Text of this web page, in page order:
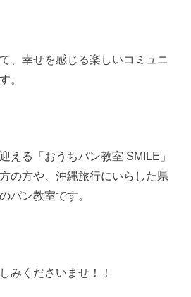
、幸せを感じる楽しいコミュニ
。
える「おうちパン教室 SMILE」
の方や、沖縄旅行にいらした県
パン教室です。
みくださいませ！！